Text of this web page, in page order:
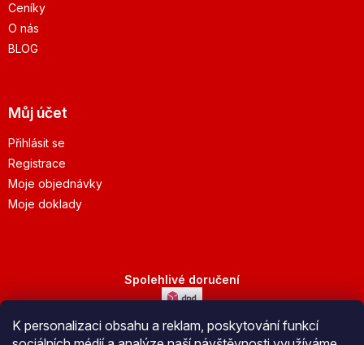
K personalizaci obsahu a reklam, poskytování funkcí
Ceníky
O nás
BLOG
Můj účet
Přihlásit se
Registrace
Moje objednávky
Moje doklady
Spolehlivé doručení
Bezpečná platba